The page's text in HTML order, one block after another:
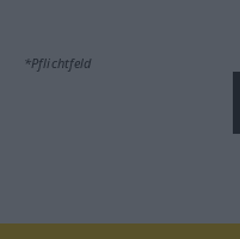
*Pflichtfeld